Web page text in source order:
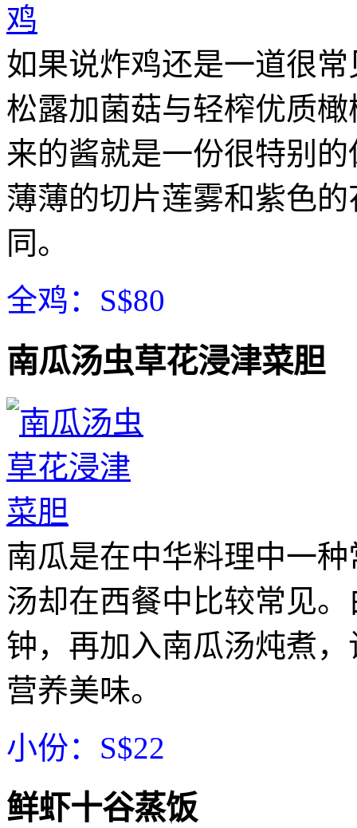
如果说炸鸡还是一道很
松露加菌菇与轻榨优质
来的酱就是一份很特别
薄薄的切片莲雾和紫色
同。
全鸡：S$80
南瓜汤虫草花浸津菜胆
南瓜是在中华料理中一
汤却在西餐中比较常见
钟，再加入南瓜汤炖煮
营养美味。
小份：S$22
鲜虾十谷蒸饭